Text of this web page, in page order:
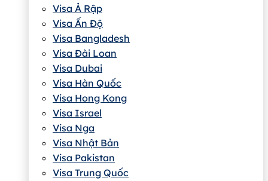
Visa Ả Rập
Visa Ấn Độ
Visa Bangladesh
Visa Đài Loan
Visa Dubai
Visa Hàn Quốc
Visa Hong Kong
Visa Israel
Visa Nga
Visa Nhật Bản
Visa Pakistan
Visa Trung Quốc